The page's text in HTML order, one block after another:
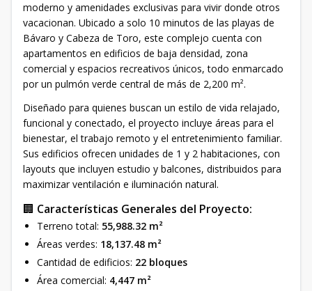
moderno y amenidades exclusivas para vivir donde otros
vacacionan. Ubicado a solo 10 minutos de las playas de
Bávaro y Cabeza de Toro, este complejo cuenta con
apartamentos en edificios de baja densidad, zona
comercial y espacios recreativos únicos, todo enmarcado
por un pulmón verde central de más de 2,200 m².
Diseñado para quienes buscan un estilo de vida relajado,
funcional y conectado, el proyecto incluye áreas para el
bienestar, el trabajo remoto y el entretenimiento familiar.
Sus edificios ofrecen unidades de 1 y 2 habitaciones, con
layouts que incluyen estudio y balcones, distribuidos para
maximizar ventilación e iluminación natural.
🏢 Características Generales del Proyecto:
Terreno total: 55,988.32 m²
Áreas verdes: 18,137.48 m²
Cantidad de edificios: 22 bloques
Área comercial: 4,447 m²